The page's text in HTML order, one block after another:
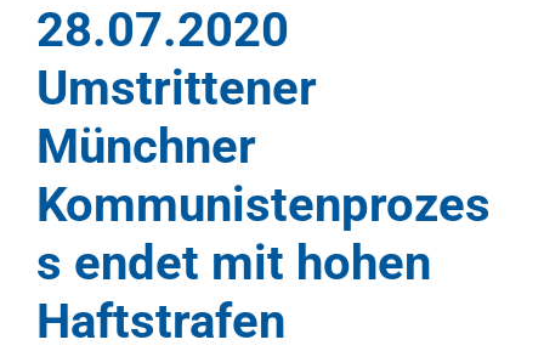
28.07.2020
Umstrittener
Münchner
Kommunistenprozes
s endet mit hohen
Haftstrafen